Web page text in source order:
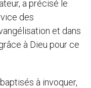
a précisé le
des
et dans
à Dieu pour ce
à invoquer,